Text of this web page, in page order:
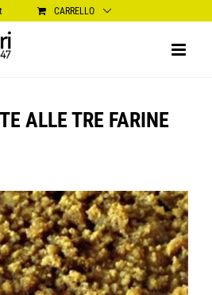
CARRELLO
ALLE TRE FARINE